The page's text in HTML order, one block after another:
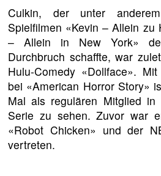
Culkin, der unter
Spielfilmen «Kevin – Allein zu
– Allein in New York»
Durchbruch schaffte, war
Hulu-Comedy «Dollface».
bei «American Horror Story»
Mal als regulären Mitglied in
Serie zu sehen. Zuvor war
«Robot Chicken» und der
vertreten.